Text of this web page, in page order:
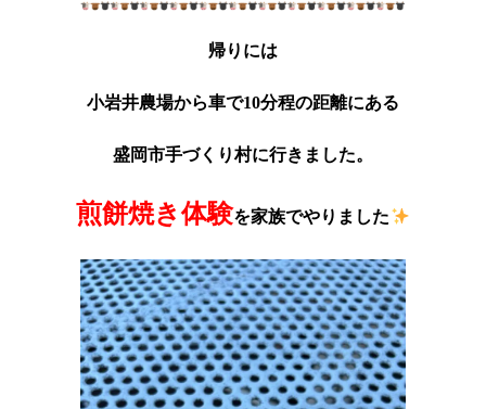
帰りには
小岩井農場から車で10分程の距離にある
盛岡市手づくり村に行きました。
煎餅焼き体験を家族でやりました